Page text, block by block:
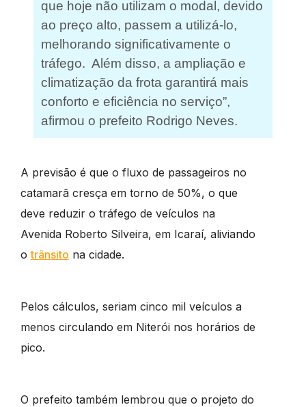
que hoje não utilizam o modal, devido
ao preço alto, passem a utilizá-lo,
melhorando significativamente o
tráfego. Além disso, a ampliação e
climatização da frota garantirá mais
conforto e eficiência no serviço”,
afirmou o prefeito Rodrigo Neves.
A previsão é que o fluxo de passageiros no
catamarã cresça em torno de 50%, o que
deve reduzir o tráfego de veículos na
Avenida Roberto Silveira, em Icaraí, aliviando
otrânsito na cidade.
Pelos cálculos, seriam cinco mil veículos a
menos circulando em Niterói nos horários de
pico.
O prefeito também lembrou que o projeto do